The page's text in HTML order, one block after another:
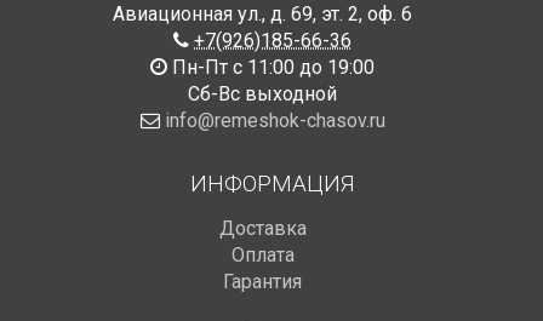
Авиационная ул., д. 69, эт. 2, оф. 6
+7(926)185-66-36
Пн-Пт с 11:00 до 19:00
Сб-Вс выходной
info@remeshok-chasov.ru
ИНФОРМАЦИЯ
Доставка
Оплата
Гарантия